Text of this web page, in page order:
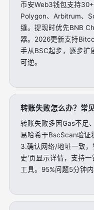
币安Web3钱包支持
Polygon、Arbitrum、
缝。提现时优先BNB
器。2026更新支持
手从BSC起步，逐步扩
可逆。
转账失败怎么办？常
转账失败多因Gas不足
易哈希于BscScan验证
3.确认网络/地址一致
史'页显示详情，支持
工具。95%问题5分钟